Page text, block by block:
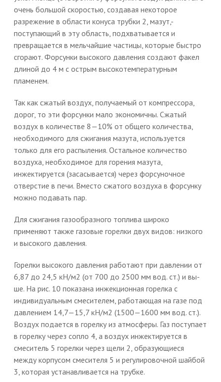
очень большой скоростью, создавая некоторое
разрежение в области конуса трубки 2, мазут,-
поступающий в эту область, подхватывается и
превращается в мельчайшие частицы, которые быстро
сгорают. Форсунки высокого давления создают факел
длиной до 4 м с острым высокотемпературным
пламенем.
Так как сжатый воздух, получаемый от компрессора,
дорог, то эти форсунки мало экономичны. Сжатый
воздух в количестве 8—10% от общего количества,
необходимого для сжигания мазута, используется
только для его распыления. Остальное количество
воздуха, необходимое для горения мазута,
инжектируется (засасывается) через форсуночное
отверстие в печи. Вместо сжатого воздуха в форсунку
можно подавать пар.
Для сжигания газообразного топлива широко
применяют также газовые горелки двух видов: низкого
и высокого давления.
Горелки высокого давления работают при давлении от
6,87 до 24,5 кН/м2 (от 700 до 2500 мм вод. ст.) и вы-
ше. На рис. 10 показана инжекционная горелка с
индивидуальным смесителем, работающая на газе под
давлением 14,7—15,7 кН/м2 (1500—1600 мм вод. ст.).
Воздух подается в горелку из атмосферы. Газ поступает
в горелку через сопло 4, а воздух инжектируется в
смеситель 5 горелки через щели 2, образующиеся
между корпусом смесителя 5 и регулировочной шайбой
3, которая устанавливается на трубке.